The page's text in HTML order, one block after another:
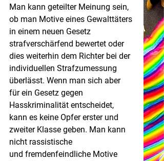
Man kann geteilter Meinung sein,
ob man Motive eines Gewalttäters
in einem neuen Gesetz
strafverschärfend bewertet oder
dies weiterhin dem Richter bei der
individuellen Strafzumessung
überlässt. Wenn man sich aber
für ein Gesetz gegen
Hasskriminalität entscheidet,
kann es keine Opfer erster und
zweiter Klasse geben. Man kann
nicht rassistische
und fremdenfeindliche Motive